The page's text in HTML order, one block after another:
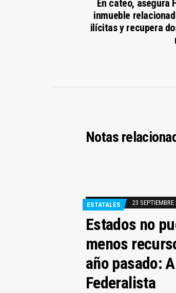
En cateo, asegura
inmueble
ilícitas y recupera
Notas
ESTATALES 23 SEPTIEMBRE
Estados no
menos
año pasado:
Federalista